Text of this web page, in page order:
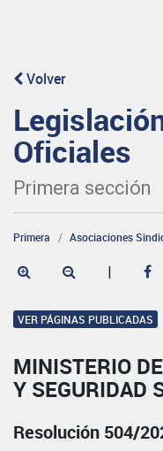
Volver
Oficiales
Primera sección
Primera Asociaciones
|
VER PÁGINAS PUBLICADAS
MINISTERIO
Y SEGURIDAD
Resolución 504/